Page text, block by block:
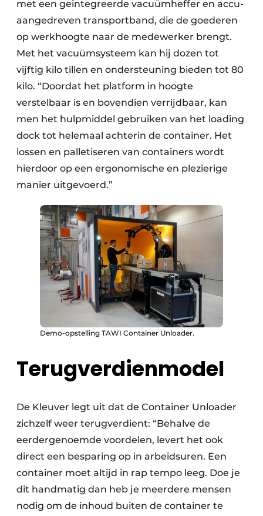
met een geïntegreerde vacuümheffer en accu-
aangedreven transportband, die de goederen
op werkhoogte naar de medewerker brengt.
Met het vacuümsysteem kan hij dozen tot
vijftig kilo tillen en ondersteuning bieden tot 80
kilo. “Doordat het platform in hoogte
verstelbaar is en bovendien verrijdbaar, kan
men het hulpmiddel gebruiken van het loading
dock tot helemaal achterin de container. Het
lossen en palletiseren van containers wordt
hierdoor op een ergonomische en plezierige
manier uitgevoerd.”
Demo-opstelling TAWI Container Unloader.
Terugverdienmodel
De Kleuver legt uit dat de Container Unloader
zichzelf weer terugverdient: “Behalve de
eerdergenoemde voordelen, levert het ook
direct een besparing op in arbeidsuren. Een
container moet altijd in rap tempo leeg. Doe je
dit handmatig dan heb je meerdere mensen
nodig om de inhoud buiten de container te